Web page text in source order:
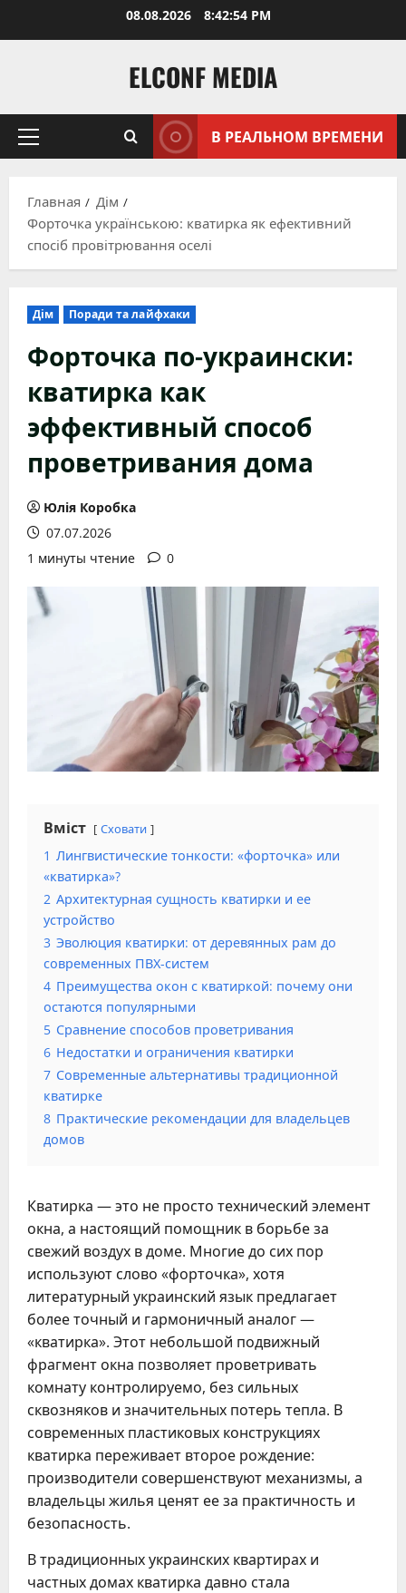
08.08.2026 8:42:56 PM
ELCONF MEDIA
Основное
В РЕАЛЬНОМ ВРЕМЕНИ
Главная
Дім
Форточка українською: кватирка як ефективний
спосіб провітрювання оселі
Дім Поради та лайфхаки
Форточка по-украински:
кватирка как
эффективный способ
проветривания дома
Юлія Коробка
07.07.2026
1 минуты чтение
0
Вміст Сховати
1 Лингвистические тонкости: «форточка» или
«кватирка»?
2 Архитектурная сущность кватирки и ее
устройство
3 Эволюция кватирки: от деревянных рам до
современных ПВХ-систем
4 Преимущества окон с кватиркой: почему они
остаются популярными
5 Сравнение способов проветривания
6 Недостатки и ограничения кватирки
7 Современные альтернативы традиционной
кватирке
8 Практические рекомендации для владельцев
домов
Кватирка — это не просто технический элемент
окна, а настоящий помощник в борьбе за
свежий воздух в доме. Многие до сих пор
используют слово «форточка», хотя
литературный украинский язык предлагает
более точный и гармоничный аналог —
«кватирка». Этот небольшой подвижный
фрагмент окна позволяет проветривать
комнату контролируемо, без сильных
сквозняков и значительных потерь тепла. В
современных пластиковых конструкциях
кватирка переживает второе рождение:
производители совершенствуют механизмы, а
владельцы жилья ценят ее за практичность и
безопасность.
В традиционных украинских квартирах и
частных домах кватирка давно стала